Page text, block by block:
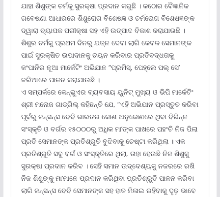
ଯାହା ଶିଶୁଙ୍କ ଚର୍ମକୁ ସୁରକ୍ଷା ପ୍ରଦାନ କରୁଛି । କଠୋର ବୈଜ୍ଞାନିକ
ଗବେଷଣା ଆଧାରରେ ଶିଶୁରୋଗ ବିଶେଷଜ୍ଞ ଓ ଚର୍ମରୋଗ ବିଶେଷଜ୍ଞଙ୍କ
ଦ୍ୱାରା ବ୍ୟାପକ ପରୀକ୍ଷା ସହ ଏହି ଉତ୍ପାଦ ବିକାଶ କରାଯାଉଛି ।
ଶିଶୁର ଚର୍ମକୁ ପ୍ରଥମ ଦିନରୁ ଯତ୍ନ ଦେବା ଲାଗି କେବଳ ସେମାନଙ୍କ
ପାଇଁ ସୁରକ୍ଷିତ ଉପାଦାନକୁ ଚୟନ କରିବାର ପ୍ରତିବଦ୍ଧତାକୁ
କଂପାନିର ନୂଆ ମାର୍କେଟିଂ ଅଭିଯାନ “ପ୍ରମିସ୍‌, ପେହ୍‌ଲେ ପଲ୍ ସେ’
ଜରିଆରେ ପାଳନ କରାଯାଉଛି ।
ଏ ସମ୍ପର୍କରେ କେନ୍‌ଭୁଏର ବ୍ୟବସାୟ ୟୁନିଟ୍ ମୁଖ୍ୟ ଓ ଭିପି ମାର୍କେଟିଂ
ଶ୍ରୀ ମନୋଜ ଗାଡ୍‌ଗିଲ୍ କହିଛନ୍ତି ଯେ, “ଏହି ଅଭିଯାନ ପ୍ରସ୍ତୁତ କରିବା
ପୂର୍ବରୁ ଜନ୍‌ସନ୍‌ସ ବେବି ଭାରତର କୋଣ ଅନୁକୋଣରେ ଥିବା ବିଭିନ୍ନ
ସଂସ୍କୃତି ଓ ବର୍ଗର ୧୫୦୦୦ରୁ ଅଧିକ ମା’ଙ୍କ ପାଖରେ ପହଂଚି ନିଜ ପିଲା
ପ୍ରତି ସେମାନଙ୍କ ପ୍ରତିଶ୍ରୁତି ବୁଝିବାକୁ ଚେଷ୍ଟା କରିଥିଲା । ଏକ
ପ୍ରତିଶ୍ରୁତି ସବୁ ବର୍ଗ ଓ ସଂସ୍କୃତିରେ ଥିଲା, ତାହା ହେଉଛି ନିଜ ଶିଶୁକୁ
ସୁରକ୍ଷା ପ୍ରଦାନ କରିବ । ସେହି ସମାନ ଉଦ୍ଦେଶ୍ୟକୁ ନଜରରେ ରଖି
ନିଜ ଶିଶୁଙ୍କୁ ମା’ମାନେ ପ୍ରଦାନ କରିଥିବା ପ୍ରତିଶ୍ରୁତି ପାଳନ କରିବା
ଲାଗି ଜନ୍‌ସନ୍‌ସ ବେବି ସେମାନଙ୍କ ସହ ହାତ ମିଳାଇ ରହିବାକୁ ଦୃଢ଼ ଭାବେ